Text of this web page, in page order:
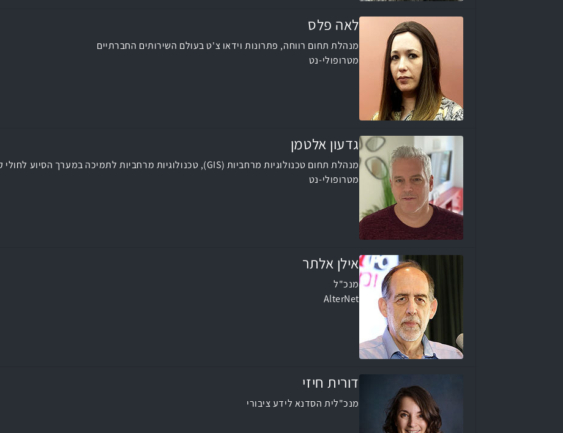
לאה פלס
מנהלת תחום רווחה, פתרונות וידאו צ'ט בעולם השירותים החברתיים
מטרופולי-נט
גדעון אלטמן
מנהלת תחום טכנולוגיות מרחביות (GIS), טכנולוגיות מרחביות לתמיכה במערך הסיוע לחולי קורונה בעיריית נתניה
מטרופולי-נט
אילן אלתר
מנכ"ל
AlterNet
דורית חיזי
מנכ"לית הסדנא לידע ציבורי